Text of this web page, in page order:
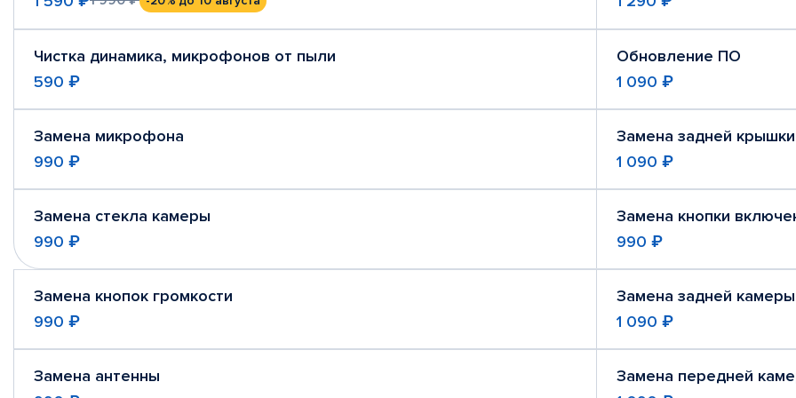
Чистка динамика, микрофонов от пыли
590 ₽
Обновление ПО
1 090 ₽
Замена микрофона
990 ₽
Замена задней крышки
1 090 ₽
Замена стекла камеры
990 ₽
Замена кнопки
990 ₽
Замена кнопок громкости
990 ₽
Замена задней камеры
1 090 ₽
Замена антенны
Замена передней